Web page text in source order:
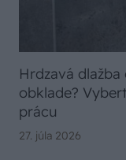
Hrdzavá
obklade?
prácu
27. júla 2026